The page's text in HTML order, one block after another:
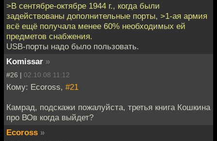
>В сентябре-октябре 1944 г., когда были
задействованы дополнительные порты, >1-ая армия
всё ещё получала менее 60% необходимых ей
предметов снабжения.
USB-порты надо было пользовать.
Komissar »
#26 | 02.10.08 11:12
Кому: Ecoross, #21
Камрад, подскажи пожалуйста, третья книга Кошкина
про ВОв когда выйдет?
Ecoross »